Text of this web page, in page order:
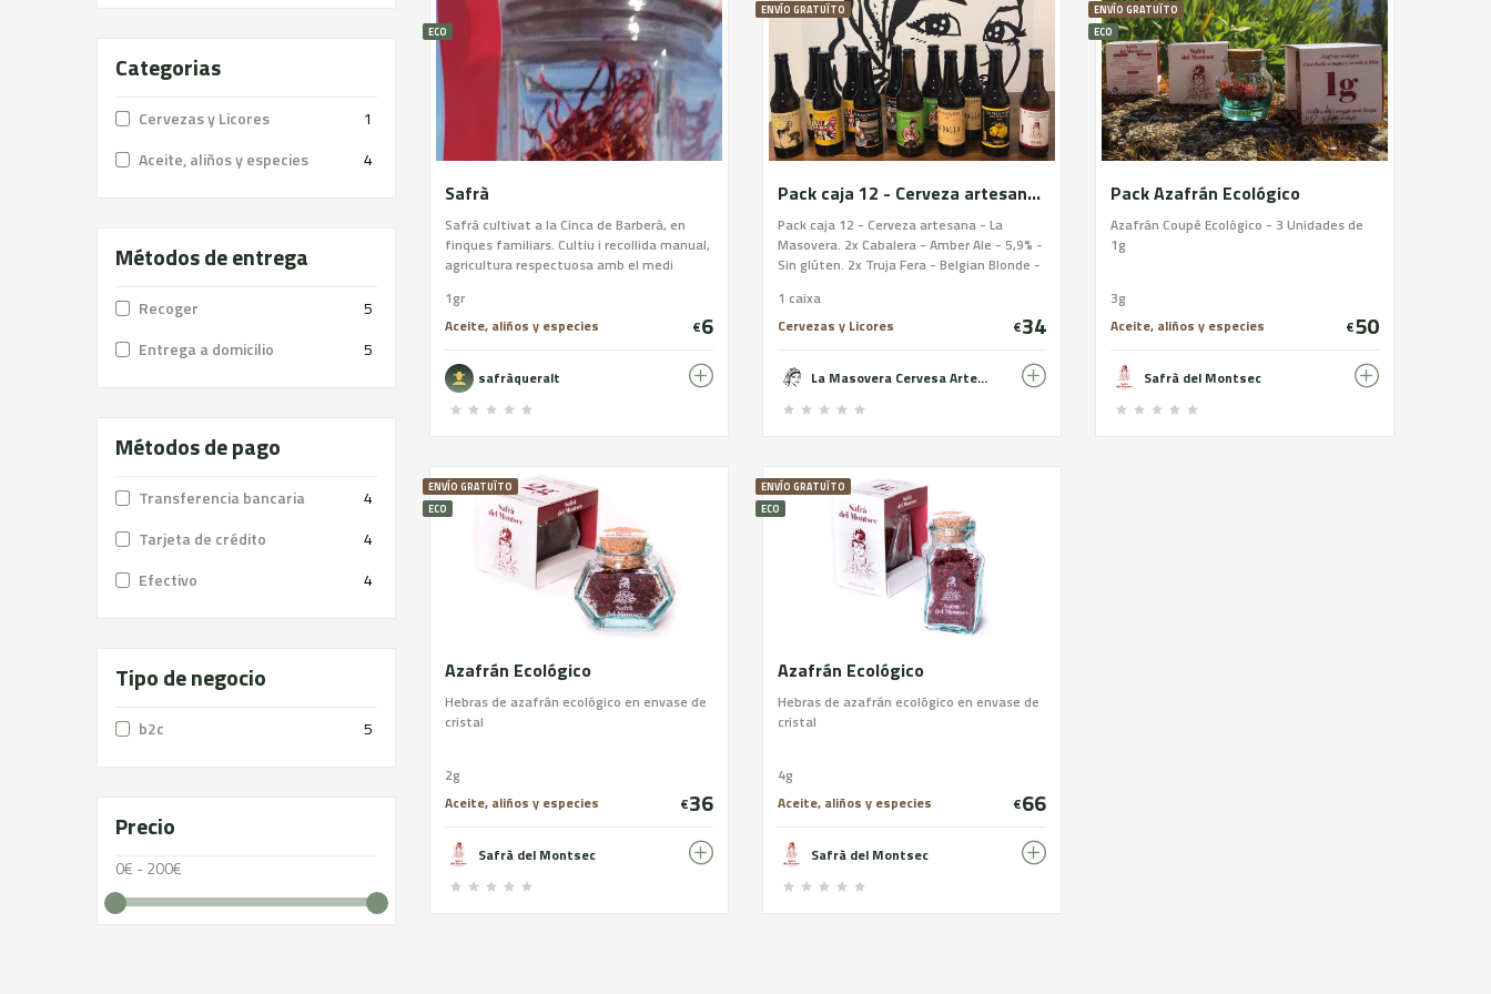
ECO
Safrà
Safrà cultivat a la Cinca de Barberà, en
finques familiars. Cultiu i recollida manual,
agricultura respectuosa amb el medi
1gr
Aceite, aliños y especies
€6
safràqueralt
ENVÍO GRATUÏTO
Pack caja 12 - Cerveza artesana - La Masovera
Pack caja 12 - Cerveza artesana - La
Masovera. 2x Cabalera - Amber Ale - 5,9% -
Sin glúten. 2x Truja Fera - Belgian Blonde -
5,2% - Sin gúten. 2x Cop de Falç - IPA - 7% -
Sin gúten. 2x La Dalla - Session IPA - 4,5% -
con membrillo y DDH - 4,5% - Contiene
glúten. 1x Safranera - Köslch con azafrán
del Montsec - 4,5% - Contiene glúten.
1 caixa
Cervezas y Licores
€34
La Masovera Cervesa Artesana de Tremp
ENVÍO GRATUÏTO
ECO
Pack Azafrán Ecológico
Azafrán Coupé Ecológico - 3 Unidades de
1g
3g
Aceite, aliños y especies
€50
Safrà del Montsec
ENVÍO GRATUÏTO
ECO
Azafrán Ecológico
Hebras de azafrán ecológico en envase de
cristal
2g
Aceite, aliños y especies
€36
Safrà del Montsec
ENVÍO GRATUÏTO
ECO
Azafrán Ecológico
Hebras de azafrán ecológico en envase de
cristal
4g
Aceite, aliños y especies
€66
Safrà del Montsec
Categorias
Cervezas y Licores
1
Aceite, aliños y especies
4
Métodos de entrega
Recoger
5
Entrega a domicilio
5
Métodos de pago
Transferencia bancaria
4
Tarjeta de crédito
4
Efectivo
4
Tipo de negocio
b2c 5
Precio
0€ - 200€